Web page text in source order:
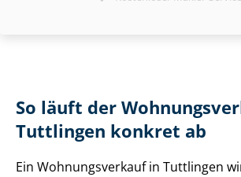
So läuft der
Tuttlingen konkret ab
Ein Wohnungsverkauf in Tuttlingen